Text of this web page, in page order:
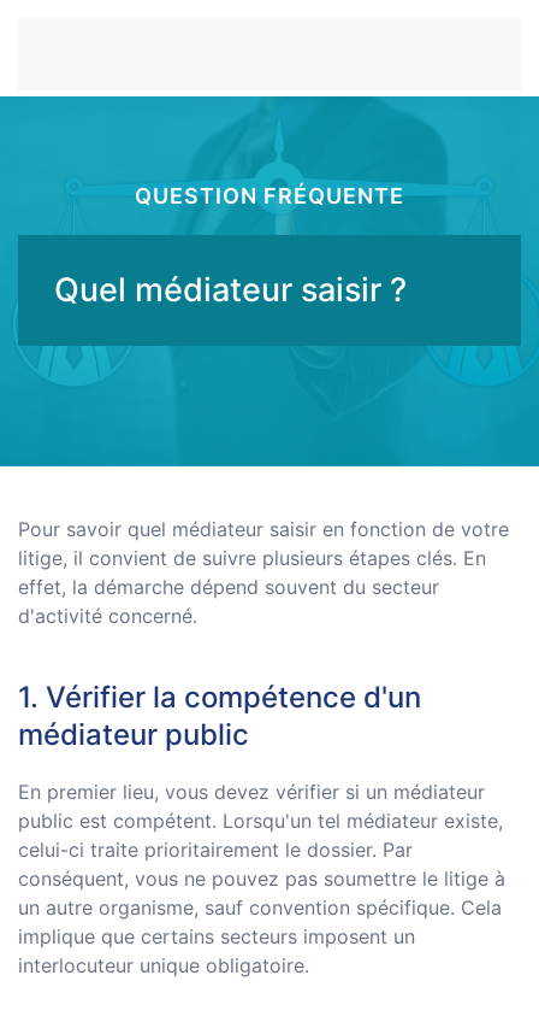
QUESTION FRÉQUENTE
Quel médiateur saisir ?
Pour savoir quel médiateur saisir en fonction de votre
litige, il convient de suivre plusieurs étapes clés. En
effet, la démarche dépend souvent du secteur
d'activité concerné.
1. Vérifier la compétence d'un
médiateur public
En premier lieu, vous devez vérifier si un médiateur
public est compétent. Lorsqu'un tel médiateur existe,
celui-ci traite prioritairement le dossier. Par
conséquent, vous ne pouvez pas soumettre le litige à
un autre organisme, sauf convention spécifique. Cela
implique que certains secteurs imposent un
interlocuteur unique obligatoire.